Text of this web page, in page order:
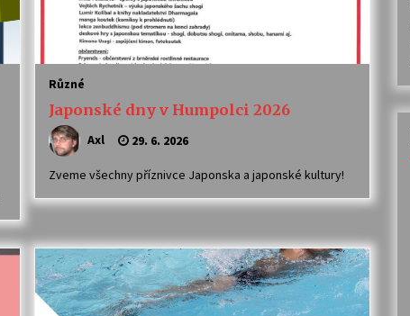
Různé
Japonské dny v Humpolci 2026
Axl 29. 6. 2026
Zveme všechny příznivce Japonska a japonské kultury!